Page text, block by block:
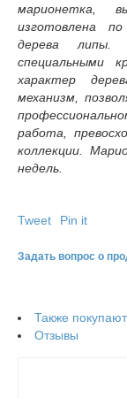
марионетка,
изготовлена
дерева липы.
специальными
характер
механизм,
работа,
коллекции.
недель.
Tweet Pin it
Задать вопрос о
Также покупают
Отзывы